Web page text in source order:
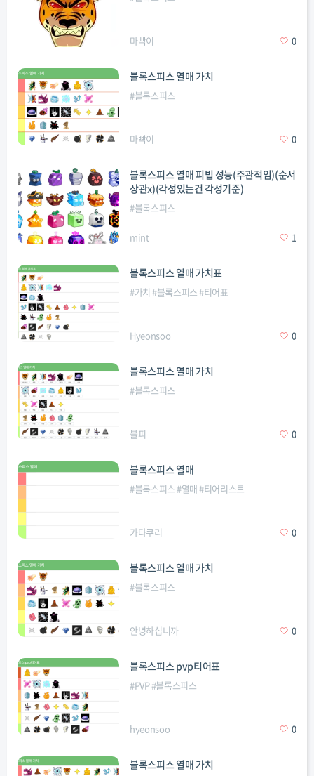
마빡이 0
블록스피스 열매 가치
#블록스피스
마빡이 0
블록스피스 열매 피빕 성능(주관적임)(순서
상관x)(각성있는건 각성기준)
#블록스피스
mint 1
블록스피스 열매 가치표
#가치 #블록스피스#티어표
Hyeonsoo 0
블록스피스 열매 가치
#블록스피스
블피 0
블록스피스 열매
#블록스피스#열매#티어리스트
카타쿠리 0
블록스피스 열매 가치
#블록스피스
안녕하십니까 0
블록스피스 pvp티어표
#PVP#블록스피스
hyeonsoo 0
블록스피스 열매 가치